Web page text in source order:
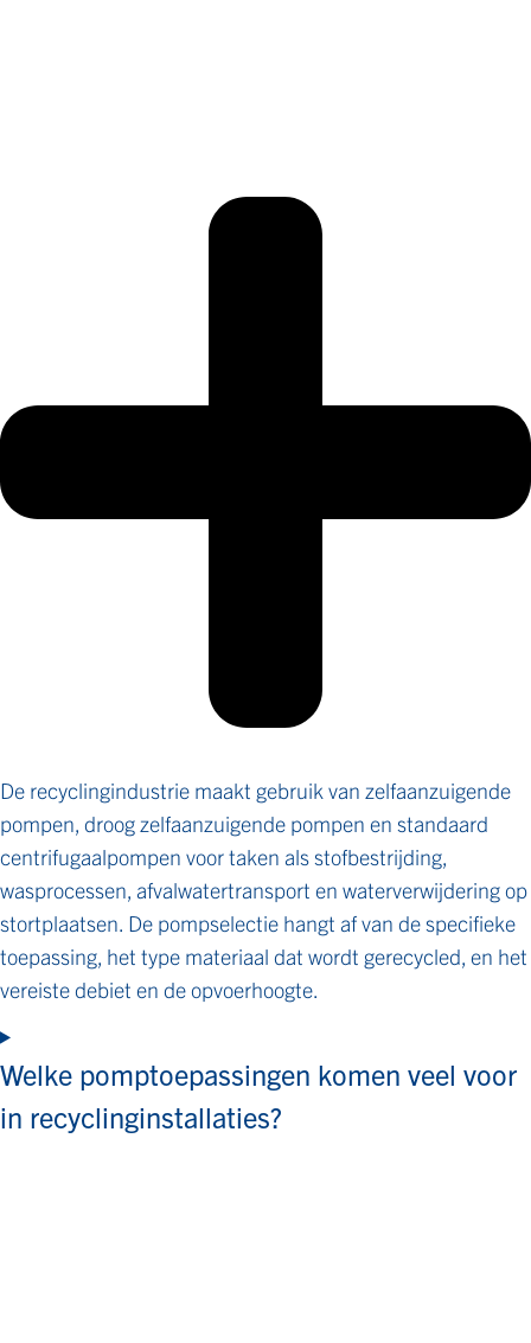
De recyclingindustrie maakt gebruik van zelfaanzuigende
pompen, droog zelfaanzuigende pompen en standaard
centrifugaalpompen voor taken als stofbestrijding,
wasprocessen, afvalwatertransport en waterverwijdering op
stortplaatsen. De pompselectie hangt af van de specifieke
toepassing, het type materiaal dat wordt gerecycled, en het
vereiste debiet en de opvoerhoogte.
Welke pomptoepassingen komen veel voor
in recyclinginstallaties?